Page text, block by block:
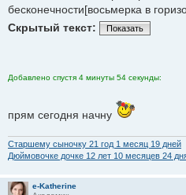
бесконечности[восьмерка в
Скрытый текст:
Показать
Добавлено спустя 4 минуты 54 секунды:
прям сегодня начну
Старшему сыночку 21 год 1 месяц 19 дней
Дюймовочке дочке 12 лет 10 месяцев 24
e-Katherine